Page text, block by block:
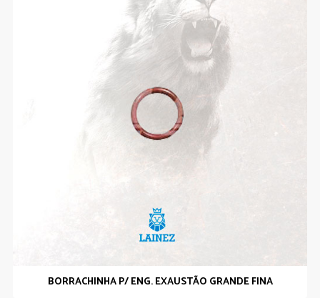
BORRACHINHA P/ ENG. EXAUSTÃO GRANDE FINA